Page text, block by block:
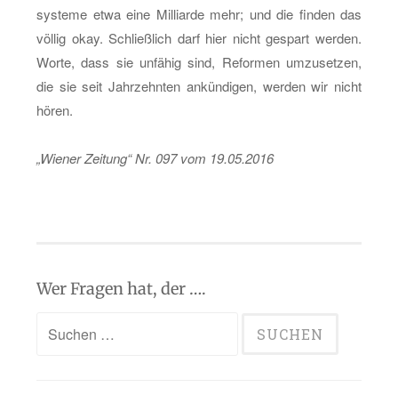
sys­te­me etwa eine Mil­li­ar­de mehr; und die fin­den das
völ­lig okay. Schließ­lich darf hier nicht ge­spart wer­den.
Worte, dass sie un­fä­hig sind, Re­for­men um­zu­set­zen,
die sie seit Jahr­zehn­ten an­kün­di­gen, wer­den wir nicht
hören.
„Wie­ner Zei­tung“ Nr. 097 vom 19.05.2016
Wer Fragen hat, der ….
Suchen